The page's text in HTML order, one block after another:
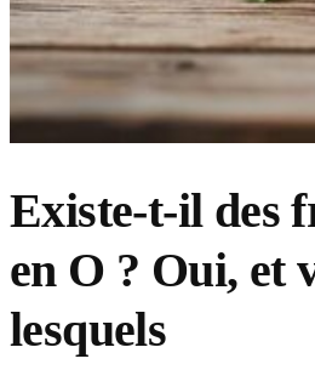
Existe-t-il des
en O ? Oui, et
lesquels